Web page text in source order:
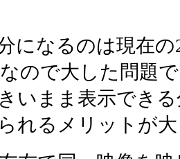
になるのは現在の
ので大した問題
いまま表示でき
れるメリットが